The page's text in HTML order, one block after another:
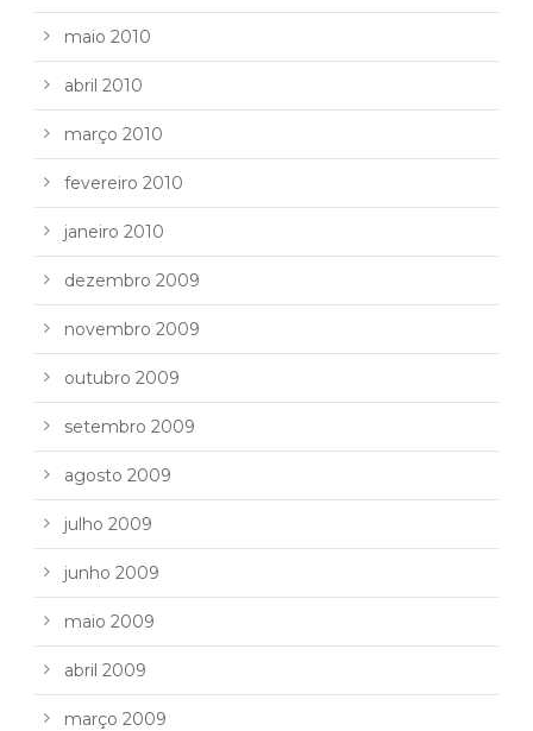
maio 2010
abril 2010
março 2010
fevereiro 2010
janeiro 2010
dezembro 2009
novembro 2009
outubro 2009
setembro 2009
agosto 2009
julho 2009
junho 2009
maio 2009
abril 2009
março 2009